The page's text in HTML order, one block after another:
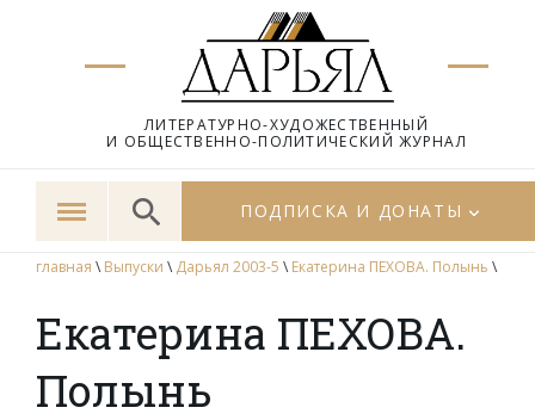
ЛИТЕРАТУРНО-ХУДОЖЕСТВЕННЫЙ
И ОБЩЕСТВЕННО-ПОЛИТИЧЕСКИЙ ЖУРНАЛ
ПОДПИСКА И ДОНАТЫ
главная \ Выпуски \ Дарьял 2003-5 \ Екатерина ПЕХОВА. Полынь \
Екатерина ПЕХОВА.
Полынь